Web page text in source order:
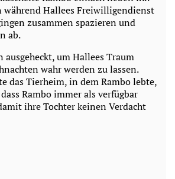
während Hallees Freiwilligendienst
zusammen spazieren und
ab.
ausgeheckt, um Hallees Traum
wahr werden zu lassen.
das Tierheim, in dem Rambo lebte,
Rambo immer als verfügbar
ihre Tochter keinen Verdacht